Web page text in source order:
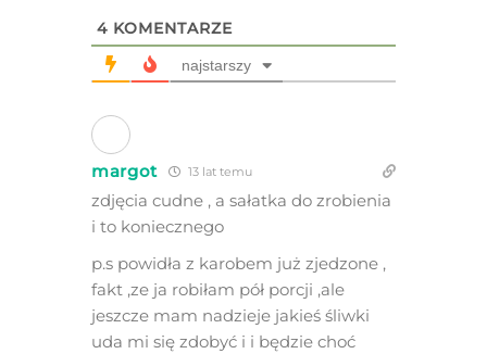
4KOMENTARZE
najstarszy
margot 13 lat temu
zdjęcia cudne , a sałatka do zrobienia
i to koniecznego
p.s powidła z karobem już zjedzone ,
fakt ,ze ja robiłam pół porcji ,ale
jeszcze mam nadzieje jakieś śliwki
uda mi się zdobyć i i będzie choć